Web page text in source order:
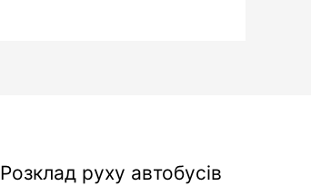
Розклад руху автобусів